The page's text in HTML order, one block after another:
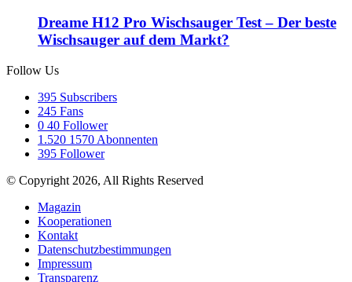
Dreame H12 Pro Wischsauger Test – Der beste
Wischsauger auf dem Markt?
Follow Us
395 Subscribers
245 Fans
0 40 Follower
1.520 1570 Abonnenten
395 Follower
© Copyright 2026, All Rights Reserved
Magazin
Kooperationen
Kontakt
Datenschutzbestimmungen
Impressum
Transparenz